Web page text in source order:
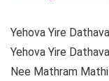
Yehova Yire
Yehova Yire
Nee Mathram Mathi